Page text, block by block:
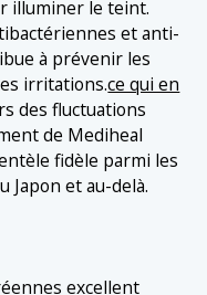
illuminer le teint.
et anti-
à prévenir les
irritations.ce qui en
des fluctuations
de Mediheal
fidèle parmi les
Japon et au-delà.
excellent